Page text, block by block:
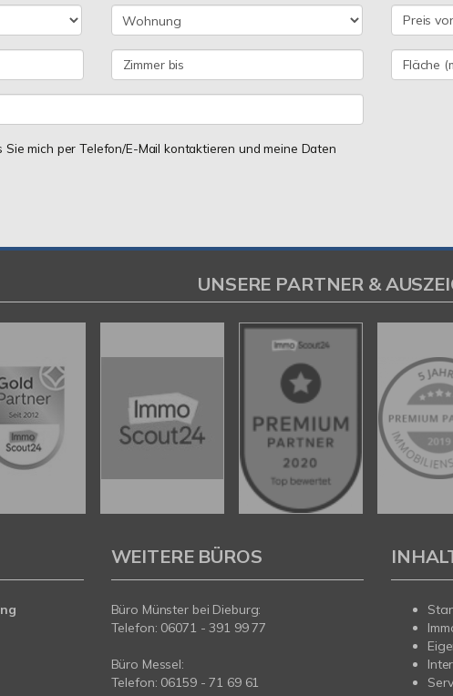
Sie mich per Telefon/E-Mail kontaktieren und meine Daten
UNSERE PARTNER &
WEITERE BÜROS
Büro Münster bei Dieburg:
Telefon: 06071 - 391 99 77
Büro Messel:
Telefon: 06159 - 71 69 61